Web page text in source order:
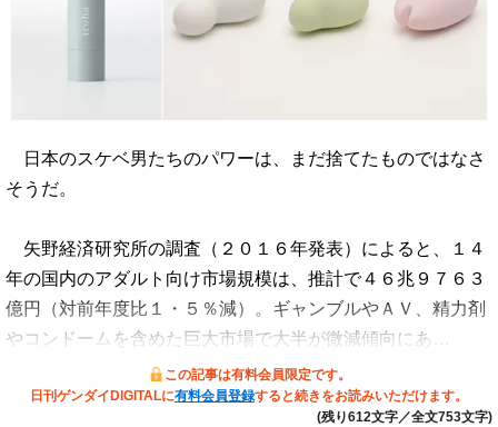
日本のスケベ男たちのパワーは、まだ捨てたものではなさ
そうだ。
矢野経済研究所の調査（２０１６年発表）によると、１４
年の国内のアダルト向け市場規模は、推計で４６兆９７６３
億円（対前年度比１・５％減）。ギャンブルやＡＶ、精力剤
やコンドームを含めた巨大市場で大半が微減傾向にあ…
この記事は有料会員限定です。
日刊ゲンダイDIGITALに有料会員登録すると続きをお読みいただけます。
(残り612文字／全文753文字)